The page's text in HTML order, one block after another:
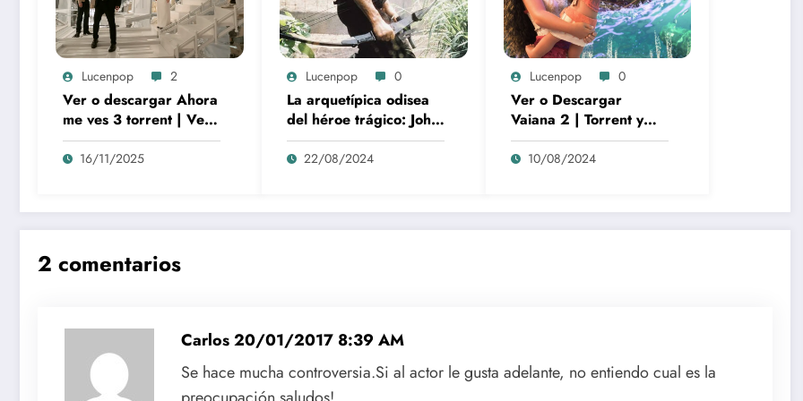
Lucenpop 2
Ver o descargar Ahora
me ves 3 torrent | Ver,
comprar o descargar
by torrent
16/11/2025
Lucenpop 0
La arquetípica odisea
del héroe trágico: John
Rambo como símbolo
de la lucha y la
22/08/2024
Lucenpop 0
Ver o Descargar
Vaiana 2 | Torrent y
cines | La gran película
animación de culto
10/08/2024
2 comentarios
Carlos20/01/2017 8:39 AM
Se hace mucha controversia.Si al actor le gusta adelante, no entiendo cual es la